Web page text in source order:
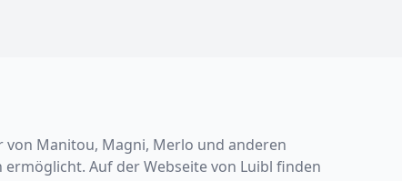
Manitou, Magni, Merlo und anderen
Auf der Webseite von Luibl finden